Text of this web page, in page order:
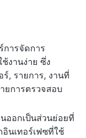
การจัดการ
งานง่าย ซึ่ง
, รายการ, งานที่
ยการตรวจสอบ
ออกเป็นส่วนย่อยที่
นเทอร์เฟซที่ใช้